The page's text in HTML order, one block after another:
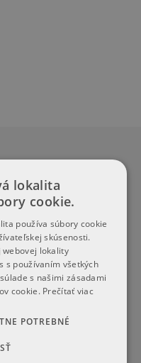
lokalita
cookie.
používa súbory cookie
skúsenosti.
webovej lokality
s používaním všetkých
s našimi zásadami
cookie. Prečítať viac
POTREBNÉ